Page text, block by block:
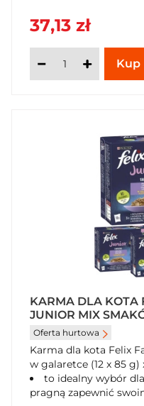
37,13 zł
KARMA DLA KOTA
JUNIOR MIX
KG (12 X 85 G) X 4
Oferta hurtowa
Karma dla kota Felix
w galaretce (12 x 85 g)
to idealny wybór
pragną zapewnić